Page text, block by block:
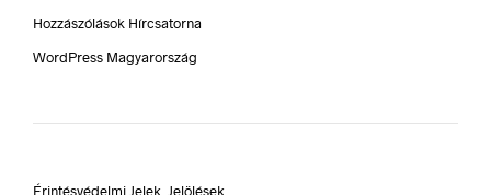
Hozzászólások Hírcsatorna
WordPress Magyarország
Érintésvédelmi Jelek, Jelölések